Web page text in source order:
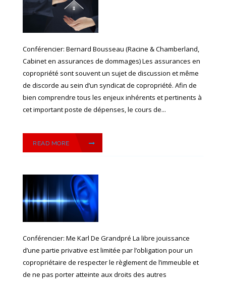
Conférencier: Bernard Bousseau (Racine & Chamberland,
Cabinet en assurances de dommages) Les assurances en
copropriété sont souvent un sujet de discussion et même
de discorde au sein d’un syndicat de copropriété. Afin de
bien comprendre tous les enjeux inhérents et pertinents à
cet important poste de dépenses, le cours de...
READ MORE
Conférencier: Me Karl De Grandpré La libre jouissance
d’une partie privative est limitée par l’obligation pour un
copropriétaire de respecter le règlement de l’immeuble et
de ne pas porter atteinte aux droits des autres